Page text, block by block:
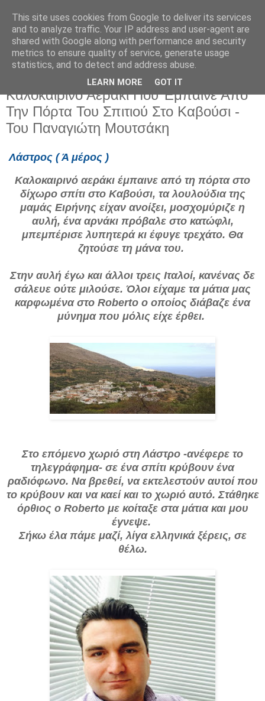
Σάββατο 13 Ιουνίου 2026
Καλοκαιρινό Αεράκι Που Έμπαινε Απο
Την Πόρτα Του Σπιτιού Στο Καβούσι -
Του Παναγιώτη Μουτσάκη
Λάστρος ( Ά μέρος )
Καλοκαιρινό αεράκι έμπαινε από τη πόρτα στο
δίχωρο σπίτι στο Καβούσι, τα λουλούδια της
μαμάς Ειρήνης είχαν ανοίξει, μοσχομύριζε η
αυλή, ένα αρνάκι πρόβαλε στο κατώφλι,
μπεμπέρισε λυπητερά κι έφυγε τρεχάτο. Θα
ζητούσε τη μάνα του.
Στην αυλή έγω και άλλοι τρεις Ιταλοί, κανένας δε
σάλευε ούτε μιλούσε. Όλοι είχαμε τα μάτια μας
καρφωμένα στο Roberto ο οποίος διάβαζε ένα
μύνημα που μόλις είχε έρθει.
Στο επόμενο χωριό στη Λάστρο -ανέφερε το
τηλεγράφημα- σε ένα σπίτι κρύβουν ένα
ραδιόφωνο. Να βρεθεί, να εκτελεστούν αυτοί που
το κρύβουν και να καεί και το χωριό αυτό. Στάθηκε
όρθιος ο Roberto με κοίταξε στα μάτια και μου
έγνεψε.
Σήκω έλα πάμε μαζί, λίγα ελληνικά ξέρεις, σε
θέλω.
This site uses cookies from Google to deliver its services
and to analyze traffic. Your IP address and user-agent are
shared with Google along with performance and security
metrics to ensure quality of service, generate usage
statistics, and to detect and address abuse.
LEARN MORE GOT IT